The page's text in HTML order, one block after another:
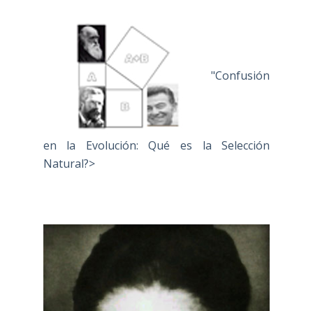
"Confusión
en la Evolución: Qué es la Selección
Natural?>